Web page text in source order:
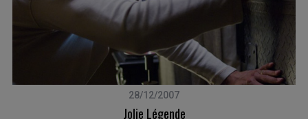
28/12/2007
Jolie Légende